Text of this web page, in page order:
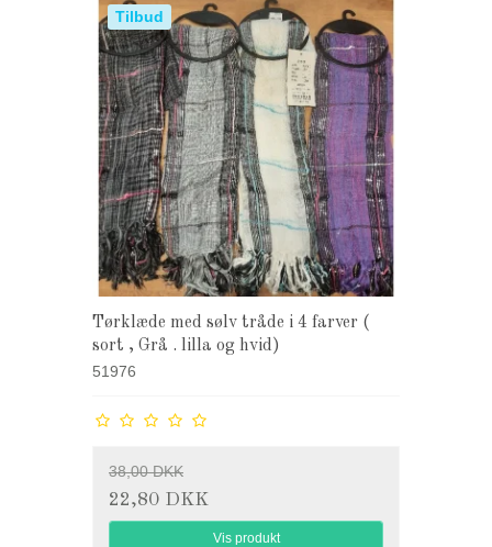
Tilbud
Tørklæde med sølv tråde i 4 farver (
sort , Grå . lilla og hvid)
51976
38,00 DKK
22,80 DKK
Vis produkt